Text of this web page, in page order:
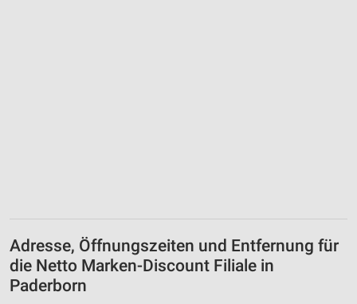
Adresse, Öffnungszeiten und Entfernung für
die Netto Marken-Discount Filiale in
Paderborn